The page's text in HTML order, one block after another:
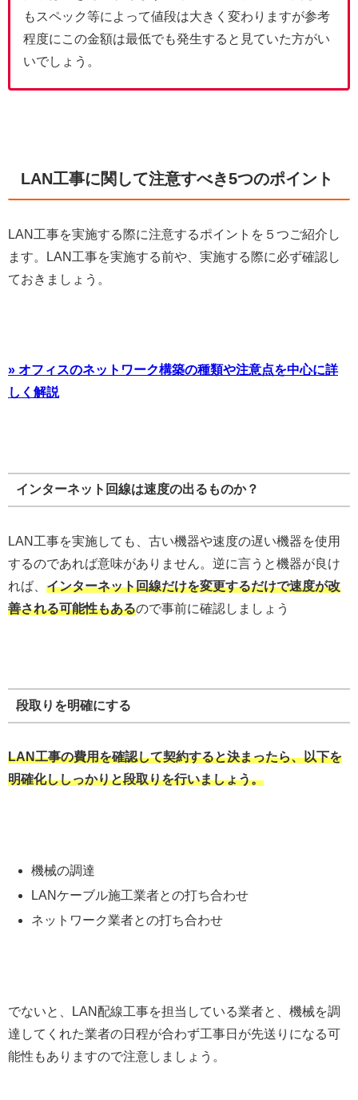
もスペック等によって値段は大きく変わりますが参考
程度にこの金額は最低でも発生すると見ていた方がい
いでしょう。
LAN工事に関して注意すべき5つのポイント
LAN工事を実施する際に注意するポイントを５つご紹介し
ます。LAN工事を実施する前や、実施する際に必ず確認し
ておきましょう。
» オフィスのネットワーク構築の種類や注意点を中心に詳
しく解説
インターネット回線は速度の出るものか？
LAN工事を実施しても、古い機器や速度の遅い機器を使用
するのであれば意味がありません。逆に言うと機器が良け
れば、 インターネット回線だけを変更するだけで速度が改
善される可能性もあるので事前に確認しましょう
段取りを明確にする
LAN工事の費用を確認して契約すると決まったら、以下を
明確化ししっかりと段取りを行いましょう。
機械の調達
LANケーブル施工業者との打ち合わせ
ネットワーク業者との打ち合わせ
でないと、LAN配線工事を担当している業者と、機械を調
達してくれた業者の日程が合わず工事日が先送りになる可
能性もありますので注意しましょう。